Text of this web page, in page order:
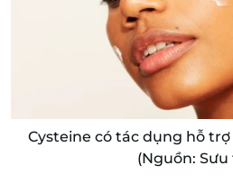
Cysteine có tác dụng hỗ
(Nguồn: Sưu